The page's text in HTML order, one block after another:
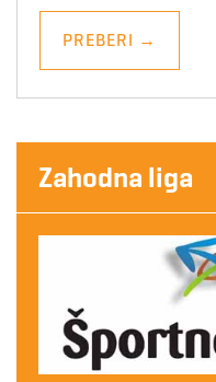
PREBERI →
Zahodna liga